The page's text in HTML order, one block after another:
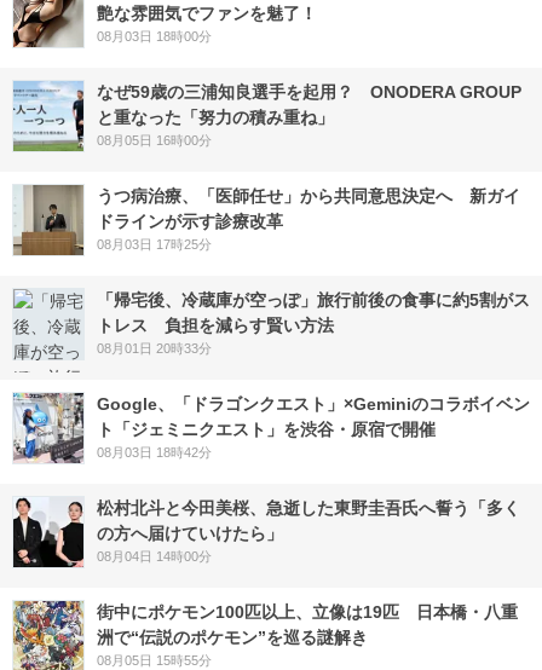
艶な雰囲気でファンを魅了！
08月03日 18時00分
なぜ59歳の三浦知良選手を起用？ ONODERA GROUP
と重なった「努力の積み重ね」
08月05日 16時00分
うつ病治療、「医師任せ」から共同意思決定へ 新ガイ
ドラインが示す診療改革
08月03日 17時25分
「帰宅後、冷蔵庫が空っぽ」旅行前後の食事に約5割がス
トレス 負担を減らす賢い方法
08月01日 20時33分
Google、「ドラゴンクエスト」×Geminiのコラボイベン
ト「ジェミニクエスト」を渋谷・原宿で開催
08月03日 18時42分
松村北斗と今田美桜、急逝した東野圭吾氏へ誓う「多く
の方へ届けていけたら」
08月04日 14時00分
街中にポケモン100匹以上、立像は19匹 日本橋・八重
洲で“伝説のポケモン”を巡る謎解き
08月05日 15時55分